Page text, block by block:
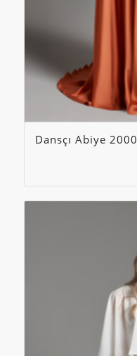
Dansçı Abiye 2000